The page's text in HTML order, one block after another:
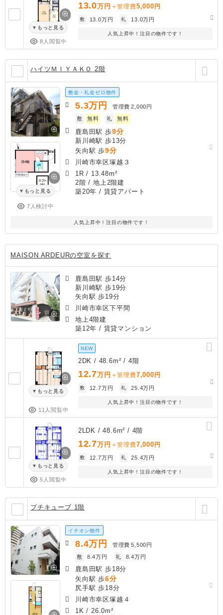
もっと見る
8人閲覧中
13.0万円 ＋管理費5,000 円
敷 13.0万円 礼 13.0万円
人気上昇中！注目の物件です！
ハイツＭＩＹＡＫＯ 2階
もっと見る
7人検討中
敷金・礼金ゼロ物件
5.3万円 管理費 2,000円
敷
無料 礼 無料
鹿島田駅 歩9分
新川崎駅 歩13分
矢向駅 歩9分
川崎市幸区塚越３
1R / 13.48m²
2階 / 地上2階建
築20年 / 賃貸アパート
人気上昇中！注目の物件です！
MAISON ARDEURの空室を探す
鹿島田駅 歩14分
新川崎駅 歩19分
矢向駅 歩19分
川崎市幸区下平間
地上4階建
築12年 / 賃貸マンション
もっと見る
11人閲覧中
NEW
2DK / 48.6m² / 4階
12.7万円 ＋管理費7,000 円
敷 12.7万円 礼 25.4万円
人気上昇中！注目の物件です！
もっと見る
5人閲覧中
2LDK / 48.6m² / 4階
12.7万円 ＋管理費7,000 円
敷 12.7万円 礼 25.4万円
人気上昇中！注目の物件です！
プチキューブ 1階
イチオシ物件
8.4万円 管理費 5,500円
敷
8.4万円 礼 8.4万円
鹿島田駅 歩18分
矢向駅 歩6分
尻手駅 歩18分
川崎市幸区塚越４
1K / 26.0m²